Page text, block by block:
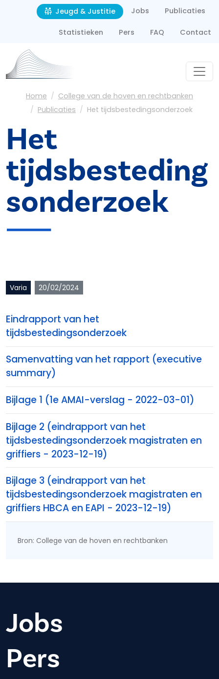
Overslaan en naar de inhoud gaan
Second navigation
Jeugd & Justitie Jobs Publicaties
Statistieken Pers FAQ Contact
Kruimelpad
Home
College van de hoven en rechtbanken
Publicaties
Het tijdsbestedingsonderzoek
Het
tijdsbesteding
sonderzoek
Varia 20/02/2024
Eindrapport van het
tijdsbestedingsonderzoek
Samenvatting van het rapport (executive
summary)
Bijlage 1 (1e AMAI-verslag - 2022-03-01)
Bijlage 2 (eindrapport van het
tijdsbestedingsonderzoek magistraten en
griffiers - 2023-12-19)
Bijlage 3 (eindrapport van het
tijdsbestedingsonderzoek magistraten en
griffiers HBCA en EAPI - 2023-12-19)
Bron: College van de hoven en rechtbanken
Jobs
Pers